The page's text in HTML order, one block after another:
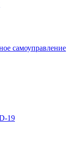
самоуправление
19